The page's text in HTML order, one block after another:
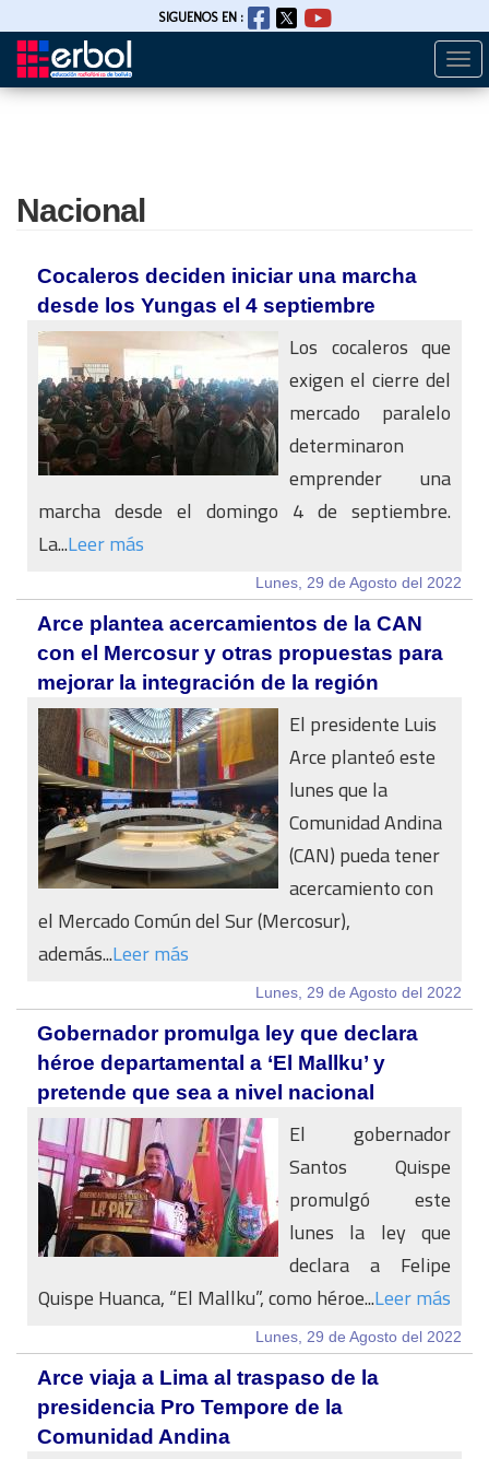
Pasar
SIGUENOS EN :
Nacional
Cocaleros deciden iniciar una marcha
desde los Yungas el 4 septiembre
Los cocaleros que
exigen el cierre del
mercado paralelo
determinaron
emprender una
marcha desde el domingo 4 de septiembre.
La...Leer más
Lunes, 29 de Agosto del 2022
Arce plantea acercamientos de la CAN
con el Mercosur y otras propuestas para
mejorar la integración de la región
El presidente Luis
Arce planteó este
lunes que la
Comunidad Andina
(CAN) pueda tener
acercamiento con
el Mercado Común del Sur (Mercosur),
además...Leer más
Lunes, 29 de Agosto del 2022
Gobernador promulga ley que declara
héroe departamental a ‘El Mallku’ y
pretende que sea a nivel nacional
El gobernador
Santos Quispe
promulgó este
lunes la ley que
declara a Felipe
Quispe Huanca, “El Mallku”, como héroe...Leer más
Lunes, 29 de Agosto del 2022
Arce viaja a Lima al traspaso de la
presidencia Pro Tempore de la
Comunidad Andina